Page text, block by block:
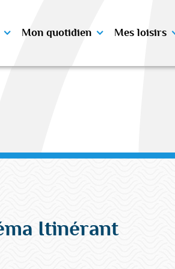
Mon quotidien Mes loisirs
Itinérant